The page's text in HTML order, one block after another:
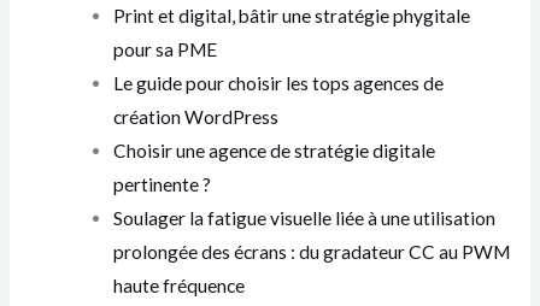
Print et digital, bâtir une stratégie phygitale
pour sa PME
Le guide pour choisir les tops agences de
création WordPress
Choisir une agence de stratégie digitale
pertinente ?
Soulager la fatigue visuelle liée à une utilisation
prolongée des écrans : du gradateur CC au PWM
haute fréquence